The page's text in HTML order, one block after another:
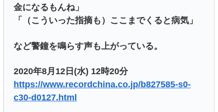
金になるもんね」
「（こういった指摘も）ここまでくると病気」
など警鐘を鳴らす声も上がっている。
2020年8月12日(水) 12時20分
https://www.recordchina.co.jp/b827585-s0-
c30-d0127.html